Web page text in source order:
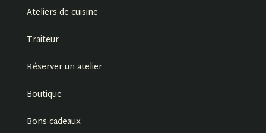
Ateliers de cuisine
Traiteur
Réserver un atelier
Boutique
Bons cadeaux